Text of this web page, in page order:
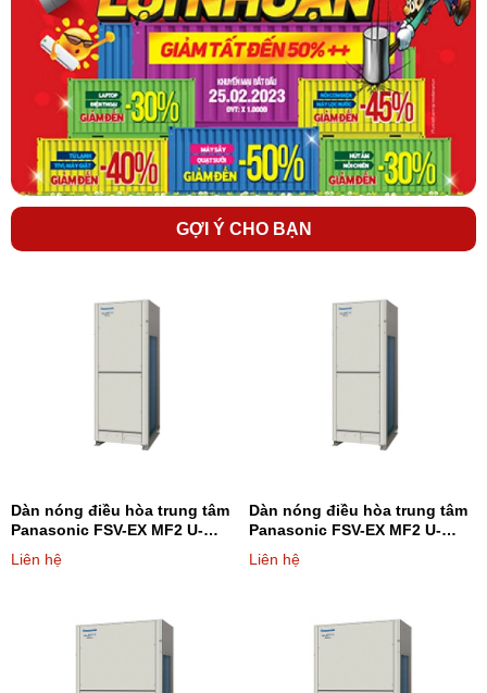
Do điều hòa trung tâmlà sản phẩm đặc thù, cần phải xin giá từ
hãng để có giá tốt nhất cho dự án. Vì thế, chủ đầu tư, nhà thầu vui
lòng liên hệ tới hotline 091 6332 988- 091 2262 305- 094 7853 003
để được hỗ trợ tư vấn, thiết kế hoàn toàn MIỄN PHÍ và báo giá
nhanh nhất.
Qúy khách có thể tham khảo thêm các dòng điều hòa trung
tâm được phân phối bởi Điện máy 247 trực tiếp
trên website:dienmayonline247.com-lapdieuhoa.vn
GỢI Ý CHO BẠN
Dàn nóng điều hòa trung tâm
Panasonic FSV-EX MF2 U-
8ME2H7 8HP - Loại 2 chiều
Liên hệ
Dàn nóng điều hòa trung tâm
Panasonic FSV-EX MF2 U-
10ME2H7 10HP - Loại 2 chiều
Liên hệ